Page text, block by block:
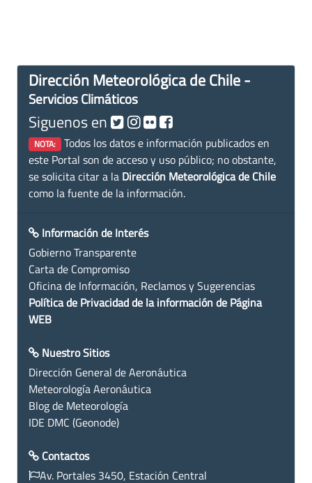
Dirección Meteorológica de Chile -
Servicios Climáticos
Siguenos en
NOTA: Todos los datos e información publicados en
este Portal son de acceso y uso público; no obstante,
se solicita citar a la Dirección Meteorológica de Chile
como la fuente de la información.
Información de Interés
Gobierno Transparente
Carta de Compromiso
Oficina de Información, Reclamos y Sugerencias
Política de Privacidad de la información de Página
WEB
Nuestro Sitios
Dirección General de Aeronáutica
Meteorología Aeronáutica
Blog de Meteorología
IDE DMC (Geonode)
Contactos
Av. Portales 3450, Estación Central